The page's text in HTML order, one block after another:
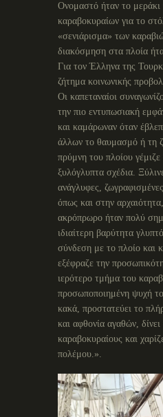
Ονομαστό ήταν το
καραβοκυραίων για το
«σενιάρισμα» των
διακόσμηση στα πλοία
Για τον Έλληνα της
ζήτημα κοινωνικής
Οι καπεταναίοι
την πιο εντυπωσιακή
και καμάρωναν όταν
άλλων το θαυμασμό ή τη
πρύμνη του πλοίου γέμιζε
ξυλόγλυπτα σχέδια.
ανάγλυφες,
όπως και στην
ακρόπρωρο ήταν πολύ
ιδιαίτερη βαρύτητα
σύνδεση με το πλοίο και
εξέφραζε την
ιερότερο τμήμα του
προσωποποιημένη ψυχή
κακά, προστατεύει το
και αφθονία αγαθών,
καραβοκυραίους και
πολέμου.».